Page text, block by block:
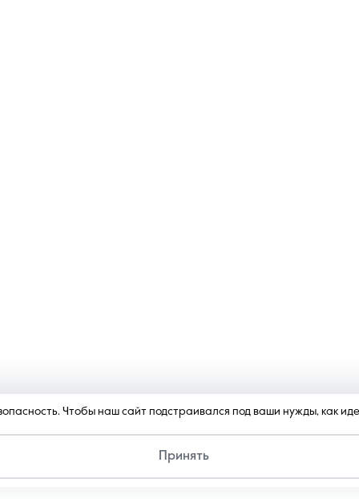
Чтобы наш сайт подстраивался под ваши нужды, как
Принять